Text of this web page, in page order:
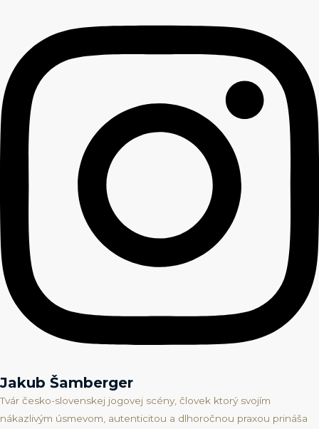
Jakub Šamberger
Tvár česko-slovenskej jogovej scény, človek ktorý svojím
nákazlivým úsmevom, autenticitou a dlhoročnou praxou prináša